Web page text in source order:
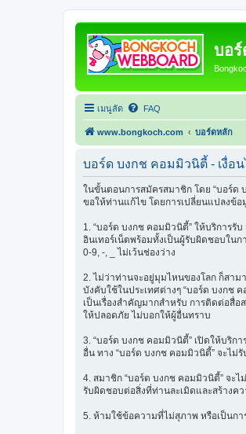
บอ
เมนูลัด FAQ
www.bongkoch.com บอร์ดหลัก
บอร์ด บงกช คอมมิวนิตี้ - เงื่อ
ในขั้นตอนการสมัครสมาชิก โดย “บอร์ด บ
ขอให้ท่านแก้ไข โดยการเปลี่ยนแปลงข้
1. “บอร์ด บงกช คอมมิวนิตี้” ให้บริการ
อินเทอร์เน็ตพร้อมทั้งเป็นผู้รับผิดชอบในก
0-9, -, _ ไม่เว้นช่องว่าง
2. ไม่ว่าท่านจะอยู่มุมไหนของโลก ก็สาม
บังคับใช้ในประเทศต่างๆ “บอร์ด บงกช
เป็นเรื่องสำคัญมากสำหรับ การติดต่อสื่อ
ให้ปลอดภัย ไม่บอกให้ผู้อื่นทราบ
3. “บอร์ด บงกช คอมมิวนิตี้” เปิดให้บริก
อื่น ทาง “บอร์ด บงกช คอมมิวนิตี้” จะไ
4. สมาชิก “บอร์ด บงกช คอมมิวนิตี้” จะ
รับผิดชอบต่อสิ่งที่ท่านละเมิดและสร้างค
5. ห้ามใช้ข้อความที่ไม่สุภาพ หรือเป็นก